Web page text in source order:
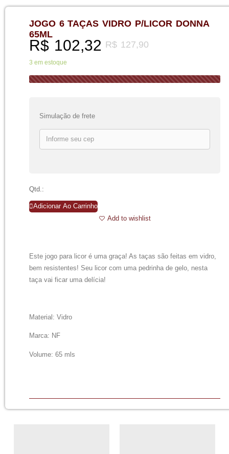
JOGO 6 TAÇAS VIDRO P/LICOR DONNA
65ML
R$127,90
R$102,32
3 em estoque
Simulação de frete
Qtd.:
Adicionar Ao Carrinho
Add to wishlist
Este jogo para licor é uma graça! As taças são feitas em vidro,
bem resistentes! Seu licor com uma pedrinha de gelo, nesta
taça vai ficar uma delícia!
Material: Vidro
Marca: NF
Volume: 65 mls